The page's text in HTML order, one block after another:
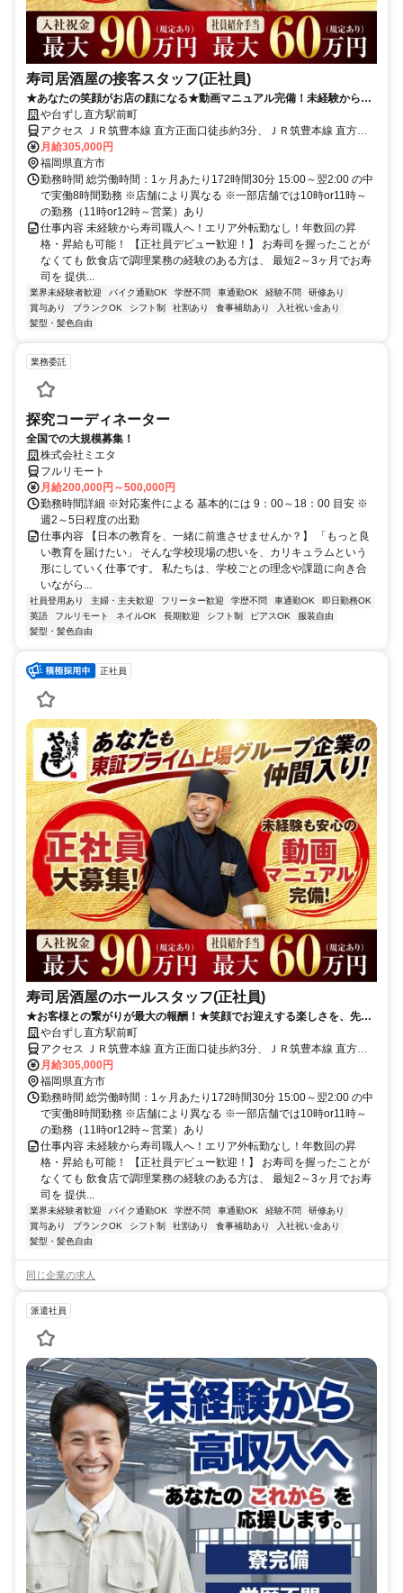
寿司居酒屋の接客スタッフ(正社員)
★あなたの笑顔がお店の顔になる★動画マニュアル完備！未経験からで
も接客マナーをイチから習得できます！
や台ずし直方駅前町
アクセス ＪＲ筑豊本線 直方正面口徒歩約3分、ＪＲ筑豊本線 直方正
面口徒歩約3分、筑豊電気鉄道 筑豊直方徒歩約7分
月給305,000円
福岡県直方市
勤務時間 総労働時間：1ヶ月あたり172時間30分 15:00～翌2:00 の中
で実働8時間勤務 ※店舗により異なる ※一部店舗では10時or11時～
の勤務（11時or12時～営業）あり
仕事内容 未経験から寿司職人へ！エリア外転勤なし！年数回の昇
格・昇給も可能！ 【正社員デビュー歓迎！】 お寿司を握ったことが
なくても 飲食店で調理業務の経験のある方は、 最短2～3ヶ月でお寿
司を 提供...
業界未経験者歓迎 バイク通勤OK 学歴不問 車通勤OK 経験不問
研修あり
賞与あり
ブランクOK シフト制 社割あり 食事補助あり
入社祝い金あり
髪型・髪色自由
業務委託
探究コーディネーター
全国での大規模募集！
株式会社ミエタ
フルリモート
月給200,000円～500,000円
勤務時間詳細 ※対応案件による 基本的には 9：00～18：00 目安 ※
週2～5日程度の出勤
仕事内容 【日本の教育を、一緒に前進させませんか？】 「もっと良
い教育を届けたい」 そんな学校現場の想いを、カリキュラムという
形にしていく仕事です。 私たちは、学校ごとの理念や課題に向き合
いながら...
社員登用あり 主婦・主夫歓迎 フリーター歓迎 学歴不問 車通勤OK
即日勤務OK
英語
フルリモート ネイルOK 長期歓迎 シフト制 ピアスOK
服装自由
髪型・髪色自由
正社員
寿司居酒屋のホールスタッフ(正社員)
★お客様との繋がりが最大の報酬！★笑顔でお迎えする楽しさを、先輩
のサポートで実感！友人・家族も対象の社割あり！
や台ずし直方駅前町
アクセス ＪＲ筑豊本線 直方正面口徒歩約3分、ＪＲ筑豊本線 直方正
面口徒歩約3分、筑豊電気鉄道 筑豊直方徒歩約7分
月給305,000円
福岡県直方市
勤務時間 総労働時間：1ヶ月あたり172時間30分 15:00～翌2:00 の中
で実働8時間勤務 ※店舗により異なる ※一部店舗では10時or11時～
の勤務（11時or12時～営業）あり
仕事内容 未経験から寿司職人へ！エリア外転勤なし！年数回の昇
格・昇給も可能！ 【正社員デビュー歓迎！】 お寿司を握ったことが
なくても 飲食店で調理業務の経験のある方は、 最短2～3ヶ月でお寿
司を 提供...
業界未経験者歓迎 バイク通勤OK 学歴不問 車通勤OK 経験不問
研修あり
賞与あり
ブランクOK シフト制 社割あり 食事補助あり
入社祝い金あり
髪型・髪色自由
同じ企業の求人
派遣社員